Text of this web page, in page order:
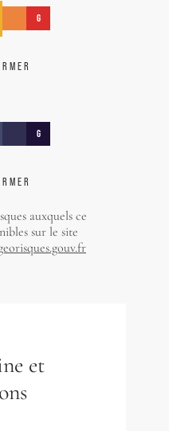
G
G
auxquels ce
sur le site
et